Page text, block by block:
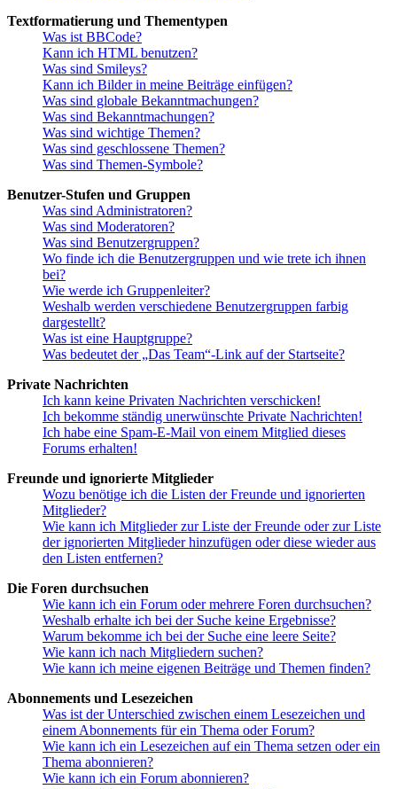
Textformatierung und Thementypen
Was ist BBCode?
Kann ich HTML benutzen?
Was sind Smileys?
Kann ich Bilder in meine Beiträge einfügen?
Was sind globale Bekanntmachungen?
Was sind Bekanntmachungen?
Was sind wichtige Themen?
Was sind geschlossene Themen?
Was sind Themen-Symbole?
Benutzer-Stufen und Gruppen
Was sind Administratoren?
Was sind Moderatoren?
Was sind Benutzergruppen?
Wo finde ich die Benutzergruppen und wie trete ich ihnen
bei?
Wie werde ich Gruppenleiter?
Weshalb werden verschiedene Benutzergruppen farbig
dargestellt?
Was ist eine Hauptgruppe?
Was bedeutet der „Das Team“-Link auf der Startseite?
Private Nachrichten
Ich kann keine Privaten Nachrichten verschicken!
Ich bekomme ständig unerwünschte Private Nachrichten!
Ich habe eine Spam-E-Mail von einem Mitglied dieses
Forums erhalten!
Freunde und ignorierte Mitglieder
Wozu benötige ich die Listen der Freunde und ignorierten
Mitglieder?
Wie kann ich Mitglieder zur Liste der Freunde oder zur Liste
der ignorierten Mitglieder hinzufügen oder diese wieder aus
den Listen entfernen?
Die Foren durchsuchen
Wie kann ich ein Forum oder mehrere Foren durchsuchen?
Weshalb erhalte ich bei der Suche keine Ergebnisse?
Warum bekomme ich bei der Suche eine leere Seite?
Wie kann ich nach Mitgliedern suchen?
Wie kann ich meine eigenen Beiträge und Themen finden?
Abonnements und Lesezeichen
Was ist der Unterschied zwischen einem Lesezeichen und
einem Abonnements für ein Thema oder Forum?
Wie kann ich ein Lesezeichen auf ein Thema setzen oder ein
Thema abonnieren?
Wie kann ich ein Forum abonnieren?